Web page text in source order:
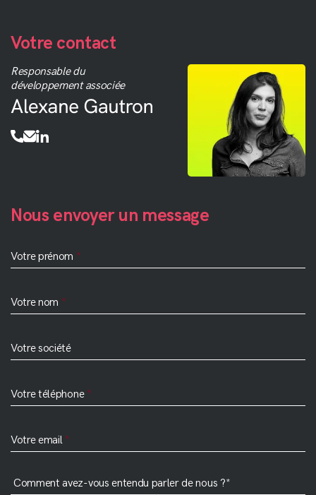
Votre contact
Responsable du
développement associée
Nous envoyer un message
Votre prénom
Votre nom
Votre société
Votre téléphone
Votre email
Comment avez-vous entendu parler de nous ?*
Site